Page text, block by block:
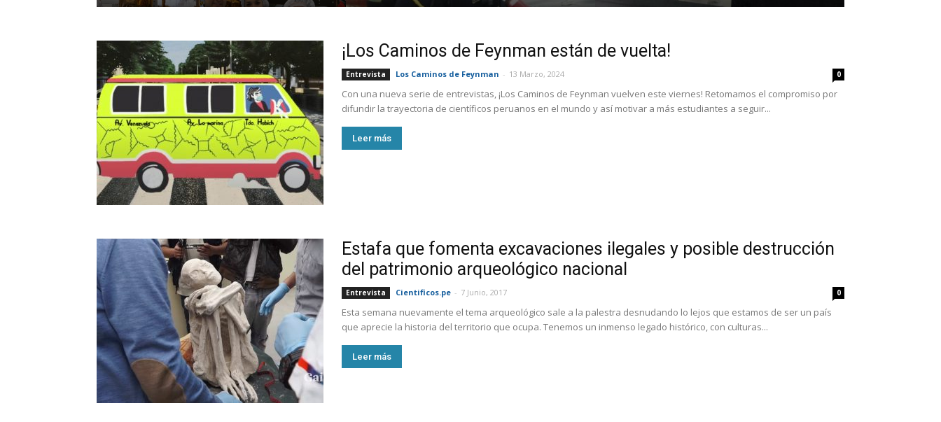
¡Los Caminos de Feynman están de vuelta!
Entrevista Los Caminos de Feynman - 13 Marzo, 2024 0
Con una nueva serie de entrevistas, ¡Los Caminos de Feynman vuelven este viernes! Retomamos el compromiso por
difundir la trayectoria de científicos peruanos en el mundo y así motivar a más estudiantes a seguir...
Leer más
Estafa que fomenta excavaciones ilegales y posible destrucción
del patrimonio arqueológico nacional
Entrevista Cientificos.pe - 7 Junio, 2017 0
Esta semana nuevamente el tema arqueológico sale a la palestra desnudando lo lejos que estamos de ser un país
que aprecie la historia del territorio que ocupa. Tenemos un inmenso legado histórico, con culturas...
Leer más